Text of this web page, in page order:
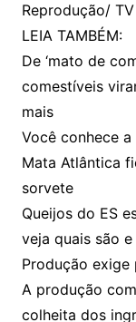
Reprodução/
LEIA TAMBÉM:
De ‘mato de
comestíveis
mais
Você conhece
Mata Atlântica
sorvete
Queijos do ES
veja quais são
Produção exige
A produção
colheita dos